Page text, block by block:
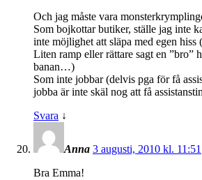
Och jag måste vara
Som bojkottar butiker, ställe jag inte
inte möjlighet att släpa med egen hiss
Liten ramp eller rättare sagt en ”bro”
banan…)
Som inte jobbar (delvis pga för få
jobba är inte skäl nog att få
Svara ↓
Anna 3 augusti, 2010 kl. 11:51
Bra Emma!